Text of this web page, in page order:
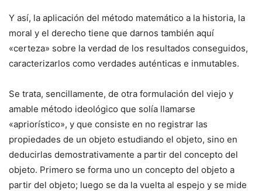
Y así, la aplicación del método matemático a la historia, la
moral y el derecho tiene que darnos también aquí
«certeza» sobre la verdad de los resultados conseguidos,
caracterizarlos como verdades auténticas e inmutables.
Se trata, sencillamente, de otra formulación del viejo y
amable método ideológico que solía llamarse
«apriorístico», y que consiste en no registrar las
propiedades de un objeto estudiando el objeto, sino en
deducirlas demostrativamente a partir del concepto del
objeto. Primero se forma uno un concepto del objeto a
partir del objeto; luego se da la vuelta al espejo y se mide